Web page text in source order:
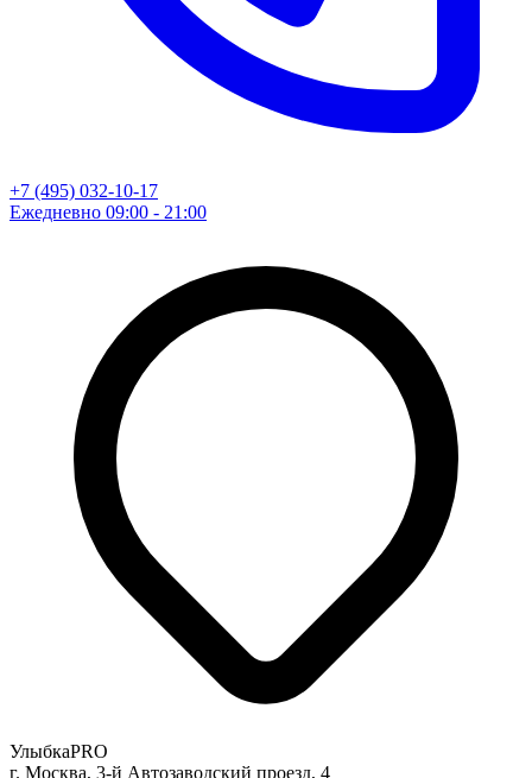
+7 (495) 032-10-17
Ежедневно 09:00 - 21:00
УлыбкаPRO
г. Москва, 3-й Автозаводский проезд, 4